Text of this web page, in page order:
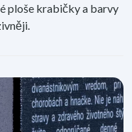
ploše krabičky a barvy